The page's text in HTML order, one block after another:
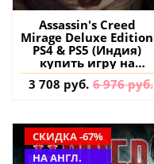
Assassin's Creed
Mirage Deluxe Edition
PS4 & PS5 (Индия)
купить игру на
аккаунт
3 708 руб. 6 976 руб.
СКИДКА -67%
НА АНГЛ.